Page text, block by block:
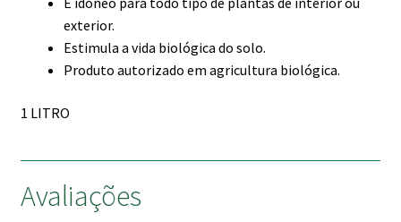
exterior.
Estimula a vida biológica do solo.
Produto autorizado em agricultura biológica.
1 LITRO
Avaliações